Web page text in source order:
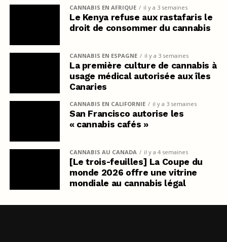
CANNABIS EN AFRIQUE il y a 3 semaines
Le Kenya refuse aux rastafaris le
droit de consommer du cannabis
CANNABIS EN ESPAGNE il y a 3 semaines
La première culture de cannabis à
usage médical autorisée aux îles
Canaries
CANNABIS EN CALIFORNIE il y a 3 semaines
San Francisco autorise les
« cannabis cafés »
CANNABIS AU CANADA il y a 4 semaines
[Le trois-feuilles] La Coupe du
monde 2026 offre une vitrine
mondiale au cannabis légal